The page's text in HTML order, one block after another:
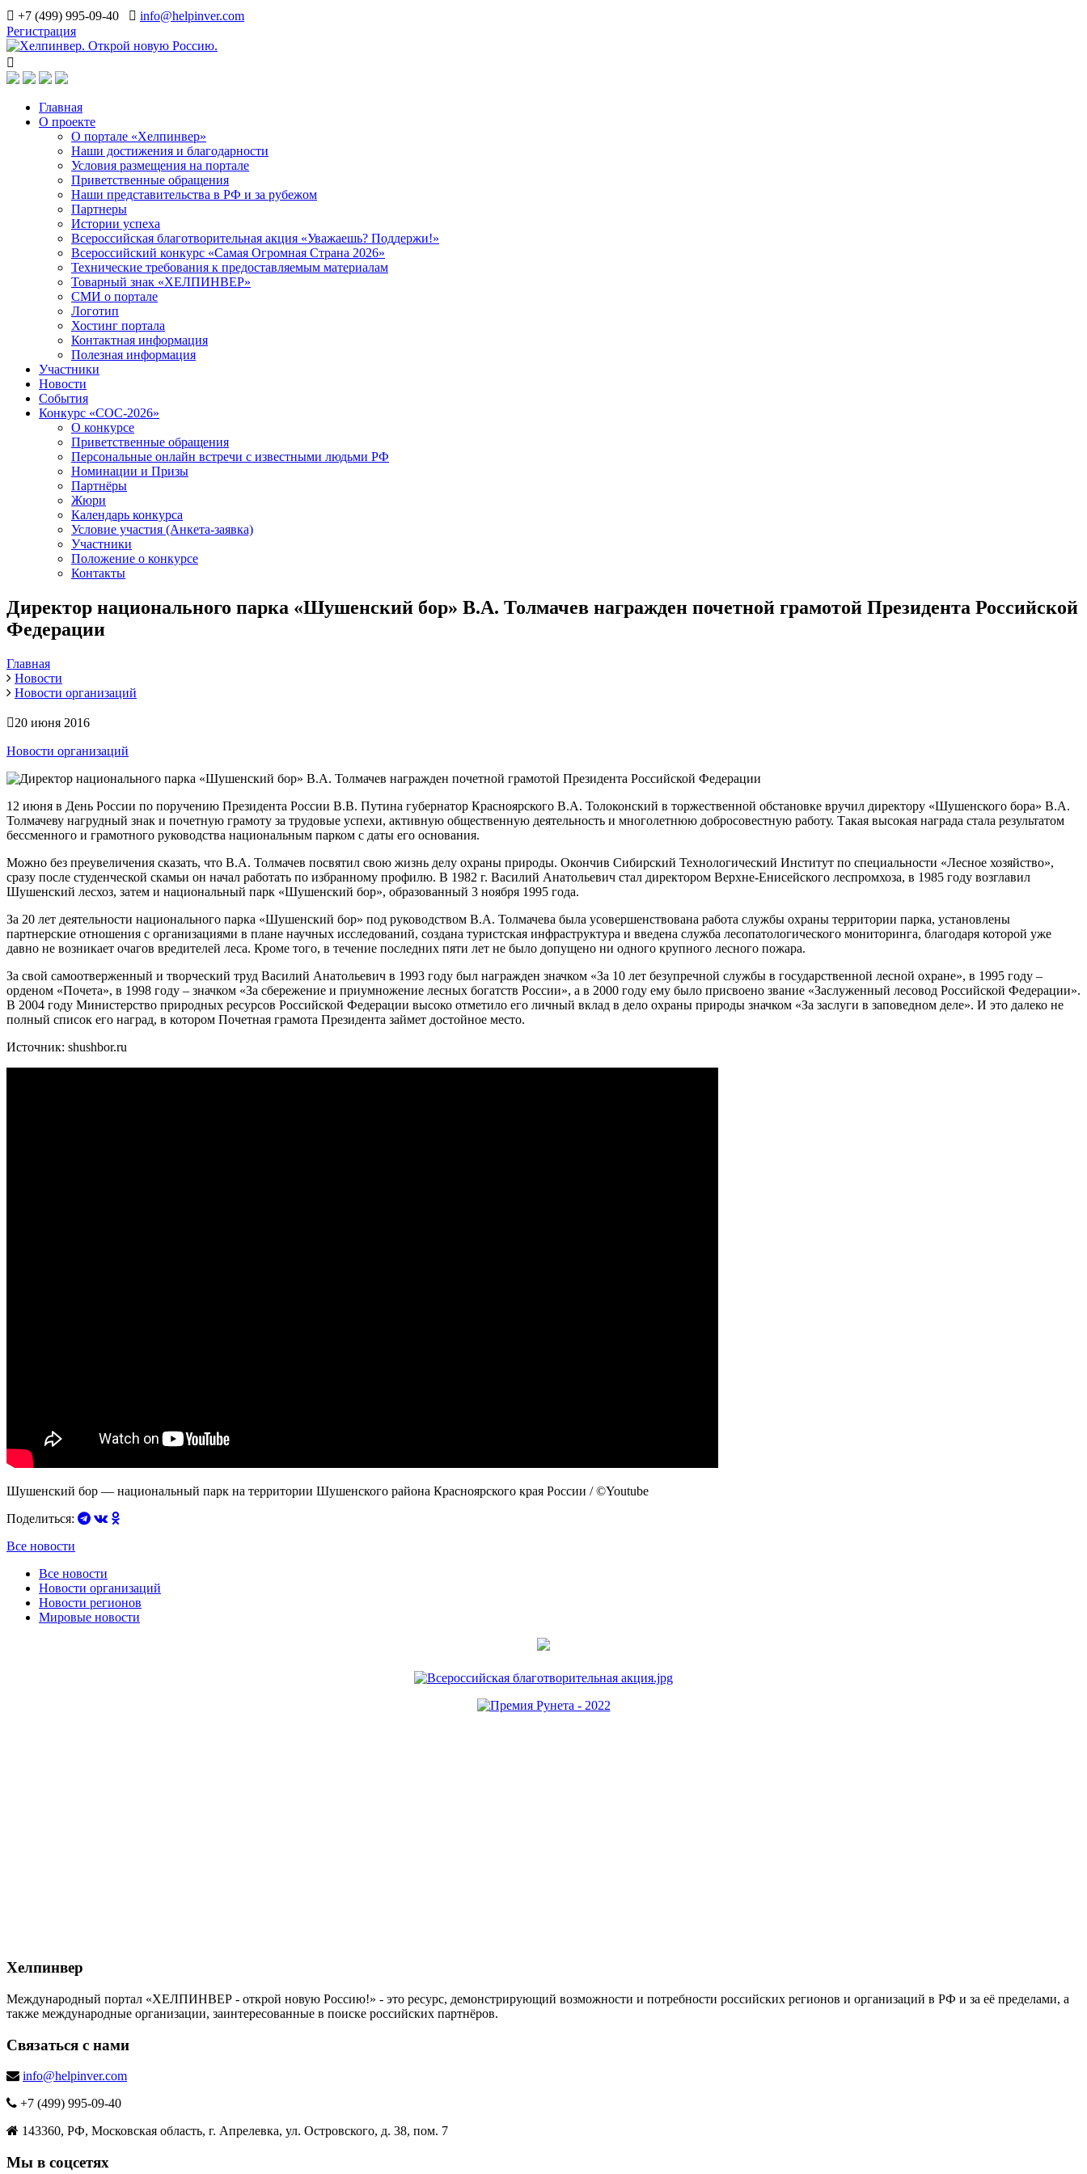
+7 (499) 995-09-40
info@helpinver.com
Регистрация
Главная
О проекте
О портале «Хелпинвер»
Наши достижения и благодарности
Условия размещения на портале
Приветственные обращения
Наши представительства в РФ и за рубежом
Партнеры
Истории успеха
Всероссийская благотворительная акция «Уважаешь? Поддержи!»
Всероссийский конкурс «Самая Огромная Страна 2026»
Технические требования к предоставляемым материалам
Товарный знак «ХЕЛПИНВЕР»
СМИ о портале
Логотип
Хостинг портала
Контактная информация
Полезная информация
Участники
Новости
События
Конкурс «СОС-2026»
О конкурсе
Приветственные обращения
Персональные онлайн встречи с известными людьми РФ
Номинации и Призы
Партнёры
Жюри
Календарь конкурса
Условие участия (Анкета-заявка)
Участники
Положение о конкурсе
Контакты
Директор национального парка «Шушенский бор» В.А. Толмачев награжден почетной грамотой Президента Российской
Федерации
Главная
Новости
Новости организаций
20 июня 2016
Новости организаций
12 июня в День России по поручению Президента России В.В. Путина губернатор Красноярского В.А. Толоконский в торжественной обстановке вручил директору «Шушенского бора» В.А.
Толмачеву нагрудный знак и почетную грамоту за трудовые успехи, активную общественную деятельность и многолетнюю добросовестную работу. Такая высокая награда стала результатом
бессменного и грамотного руководства национальным парком с даты его основания.
Можно без преувеличения сказать, что В.А. Толмачев посвятил свою жизнь делу охраны природы. Окончив Сибирский Технологический Институт по специальности «Лесное хозяйство»,
сразу после студенческой скамьи он начал работать по избранному профилю. В 1982 г. Василий Анатольевич стал директором Верхне-Енисейского леспромхоза, в 1985 году возглавил
Шушенский лесхоз, затем и национальный парк «Шушенский бор», образованный 3 ноября 1995 года.
За 20 лет деятельности национального парка «Шушенский бор» под руководством В.А. Толмачева была усовершенствована работа службы охраны территории парка, установлены
партнерские отношения с организациями в плане научных исследований, создана туристская инфраструктура и введена служба лесопатологического мониторинга, благодаря которой уже
давно не возникает очагов вредителей леса. Кроме того, в течение последних пяти лет не было допущено ни одного крупного лесного пожара.
За свой самоотверженный и творческий труд Василий Анатольевич в 1993 году был награжден значком «За 10 лет безупречной службы в государственной лесной охране», в 1995 году –
орденом «Почета», в 1998 году – значком «За сбережение и приумножение лесных богатств России», а в 2000 году ему было присвоено звание «Заслуженный лесовод Российской Федерации».
В 2004 году Министерство природных ресурсов Российской Федерации высоко отметило его личный вклад в дело охраны природы значком «За заслуги в заповедном деле». И это далеко не
полный список его наград, в котором Почетная грамота Президента займет достойное место.
Источник: shushbor.ru
Шушенский бор — национальный парк на территории Шушенского района Красноярского края России / ©Youtube
Поделиться:
Все новости
Все новости
Новости организаций
Новости регионов
Мировые новости
Хелпинвер
Международный портал «ХЕЛПИНВЕР - открой новую Россию!» - это ресурс, демонстрирующий возможности и потребности российских регионов и организаций в РФ и за её пределами, а
также международные организации, заинтересованные в поиске российских партнёров.
Связаться с нами
info@helpinver.com
+7 (499) 995-09-40
143360, РФ, Московская область, г. Апрелевка, ул. Островского, д. 38, пом. 7
Мы в соцсетях